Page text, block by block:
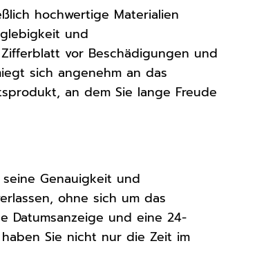
hochwertige Materialien
und
vor Beschädigungen und
sich angenehm an das
an dem Sie lange Freude
Genauigkeit und
ohne sich um das
Datumsanzeige und eine 24-
Sie nicht nur die Zeit im